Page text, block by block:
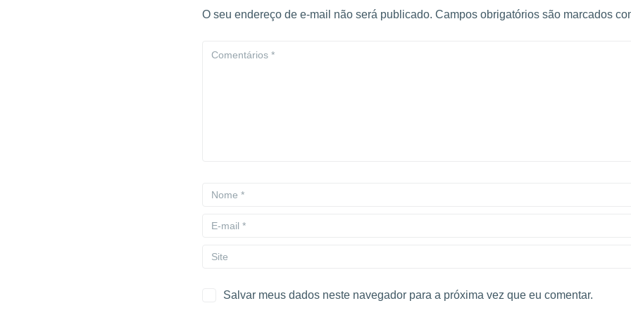
O seu endereço de e-mail não será publicado. Campos obrigatórios são marcados
Salvar meus dados neste navegador para a próxima vez que eu comentar.